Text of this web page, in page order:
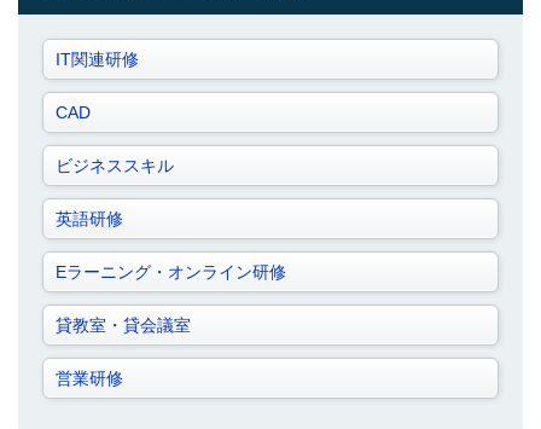
IT関連研修
CAD
ビジネススキル
英語研修
Eラーニング・オンライン研修
貸教室・貸会議室
営業研修